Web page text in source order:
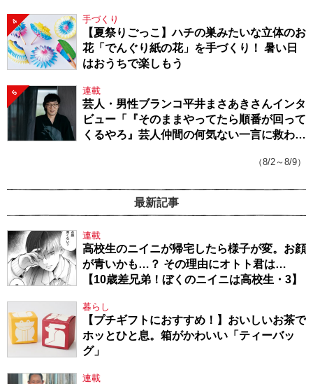
4 手づくり
【夏祭りごっこ】ハチの巣みたいな立体のお
花「でんぐり紙の花」を手づくり！ 暑い日
はおうちで楽しもう
5 連載
芸人・男性ブランコ平井まさあきさんインタ
ビュー「『そのままやってたら順番が回って
くるやろ』芸人仲間の何気ない一言に救われ
（8/2～8/9）
最新記事
連載
高校生のニイニが帰宅したら様子が変。お顔
が青いかも…？ その理由にオトト君は…
【10歳差兄弟！ぼくのニイニは高校生・3】
暮らし
【プチギフトにおすすめ！】おいしいお茶で
ホッとひと息。箱がかわいい「ティーバッ
グ」
連載